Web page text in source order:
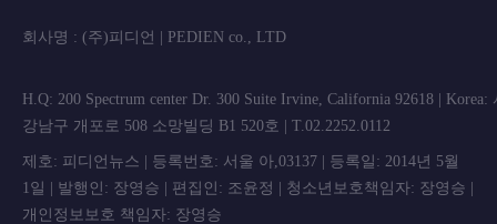
회사명 : (주)피디언 | PEDIEN co.,
H.Q: 200 Spectrum center Dr. 300 Suite Irvine, California 92618 | Korea:
강남구 개포로 508 소망빌딩 B1 520호 | T.02.2252.0112
제호: 피디언뉴스 | 등록번호: 서울 아,03137 | 등록일: 2014년 5월
1일 | 발행인: 장영승 | 편집인: 조윤정 | 청소년보호책임자: 장영승 |
개인정보보호 책임자: 장영승